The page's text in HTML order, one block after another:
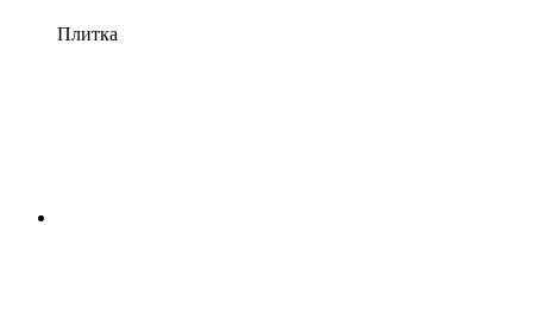
Плитка